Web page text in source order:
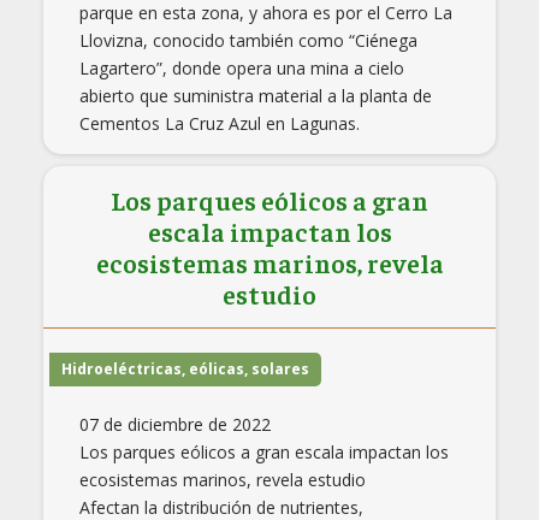
parque en esta zona, y ahora es por el Cerro La
Llovizna, conocido también como “Ciénega
Lagartero”, donde opera una mina a cielo
abierto que suministra material a la planta de
Cementos La Cruz Azul en Lagunas.
Los parques eólicos a gran
escala impactan los
ecosistemas marinos, revela
estudio
Hidroeléctricas, eólicas, solares
07 de diciembre de 2022
Los parques eólicos a gran escala impactan los
ecosistemas marinos, revela estudio
Afectan la distribución de nutrientes,